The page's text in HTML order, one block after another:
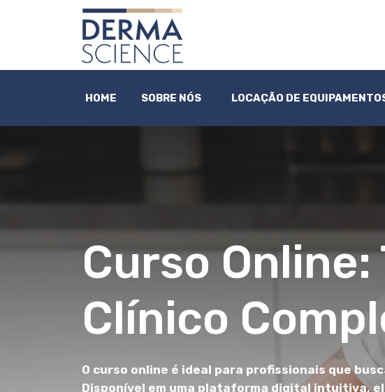
HOME SOBRE NÓS LOCAÇÃO DE
Curso
Clínico
O curso online é ideal para profissionais que
Disponível em uma plataforma digital intuitiva,